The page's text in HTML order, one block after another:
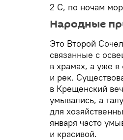
2 С, по ночам
Народные
Это Второй
связанные с
в храмах, а уже
и рек.
в Крещенский
умывались, а
для
января часто
и красивой.